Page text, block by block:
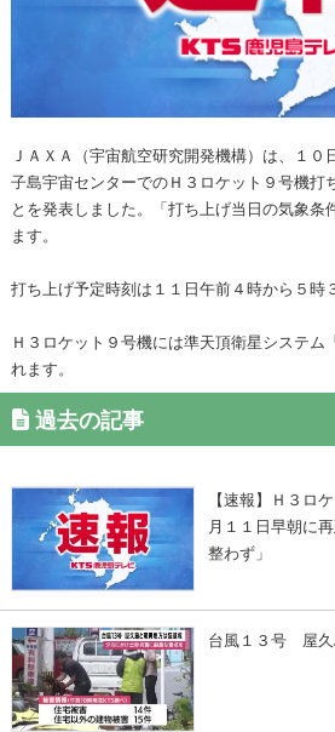
ＪＡＸＡ（宇宙航空研究開発機構）は、１
子島宇宙センターでのＨ３ロケット９号機打
とを発表しました。「打ち上げ当日の気象条
ます。
打ち上げ予定時刻は１１日午前４時から５時
Ｈ３ロケット９号機には準天頂衛星システム
れます。
過去の記事
【速報】Ｈ３ロ
月１１日早朝に
整わず」
台風１３号 屋久